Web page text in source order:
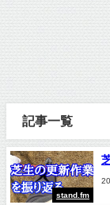
記事一覧
stand.fm